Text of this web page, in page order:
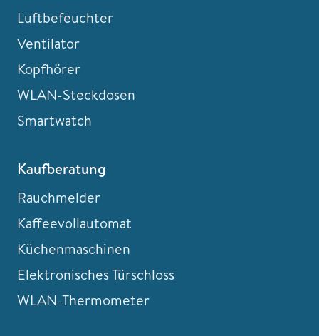
Luftbefeuchter
Ventilator
Kopfhörer
WLAN-Steckdosen
Smartwatch
Kaufberatung
Rauchmelder
Kaffeevollautomat
Küchenmaschinen
Elektronisches Türschloss
WLAN-Thermometer